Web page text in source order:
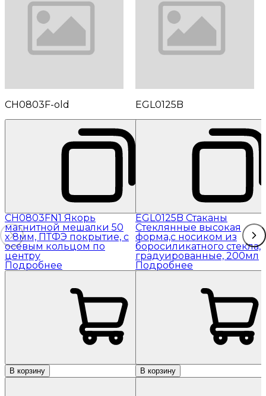
CH0803F-old
CH0803FN1 Якорь
магнитной мешалки 50
x 8мм, ПТФЭ покрытие, с
осевым кольцом по
центру
Подробнее
В корзину
EGL0125B
EGL0125B Стаканы
Стеклянные высокая
форма,с носиком из
боросиликатного стекла,
градуированные, 200мл
Подробнее
В корзину